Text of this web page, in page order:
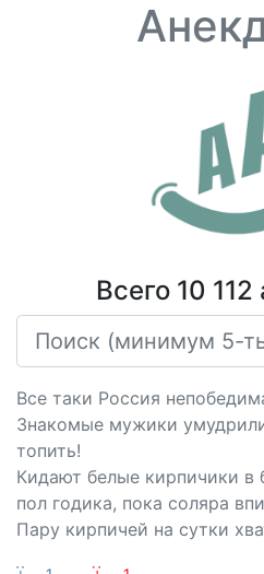
Всего 10
Все таки Россия
Знакомые мужики
топить!
Кидают белые кирпичики в
пол годика, пока соляра
Пару кирпичей на сутки